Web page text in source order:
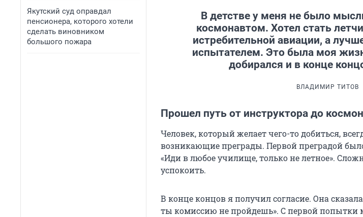
Якутский суд оправдал
пенсионера, которого хотели
сделать виновником
большого пожара
В детстве у меня не было
космонавтом. Хотел стать
истребительной авиации, а
испытателем. Это была моя
добирался и в конце
ВЛАДИМИР ТИТОВ
Прошел путь от инструктора до
Человек, который желает чего-то добиться,
возникающие преграды. Первой преградой
«Иди в любое училище, только не летное».
успокоить.
В конце концов я получил согласие. Она
ты комиссию не пройдешь». С первой попытки